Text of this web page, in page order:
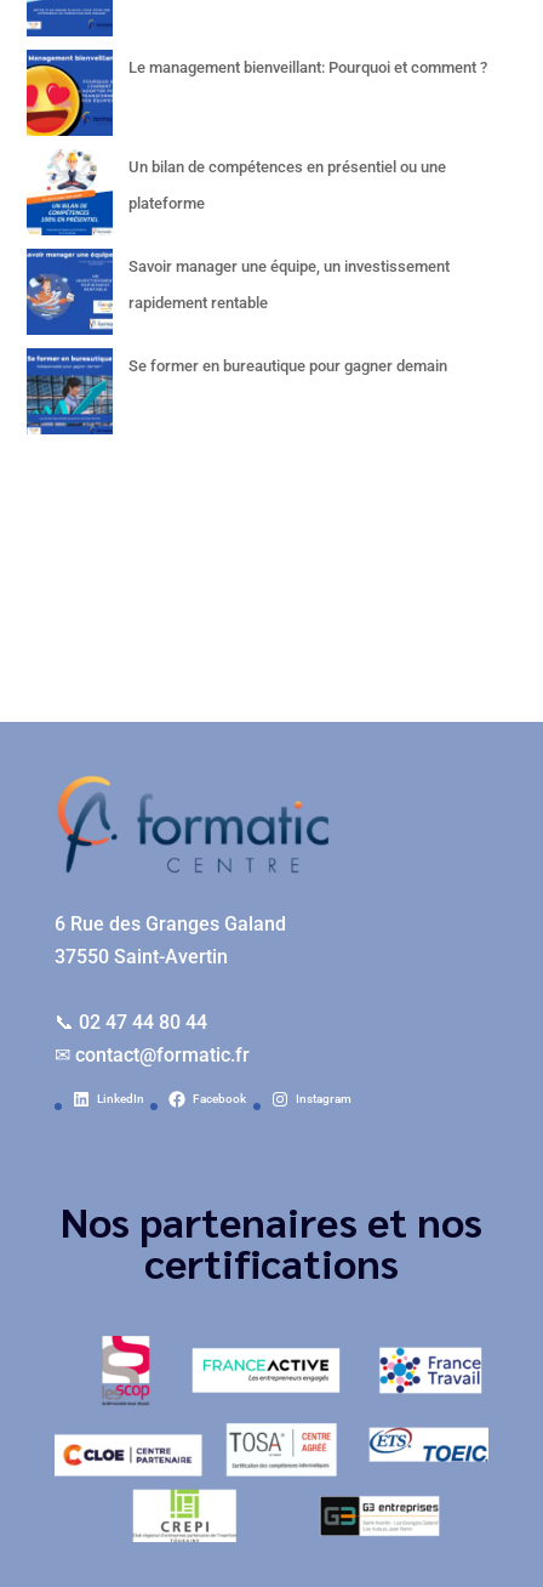
Le management bienveillant: Pourquoi et comment ?
Un bilan de compétences en présentiel ou une
plateforme
Savoir manager une équipe, un investissement
rapidement rentable
Se former en bureautique pour gagner demain
6 Rue des Granges Galand
37550 Saint-Avertin
📞 02 47 44 80 44
✉ contact@formatic.fr
LinkedIn Facebook Instagram
Nos partenaires et nos
certifications